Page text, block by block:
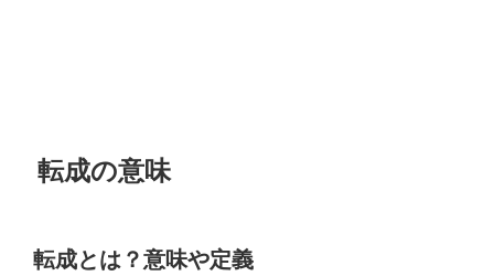
転成の意味
転成とは？意味や定義